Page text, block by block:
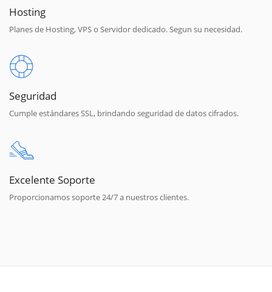
Hosting
Planes de Hosting, VPS o Servidor dedicado. Segun su necesidad.
Seguridad
Cumple estándares SSL, brindando seguridad de datos cifrados.
Excelente Soporte
Proporcionamos soporte 24/7 a nuestros clientes.